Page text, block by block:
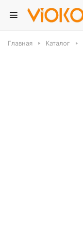
Главная Каталог